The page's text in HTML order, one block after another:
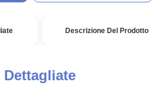
Descrizione Del Prodotto